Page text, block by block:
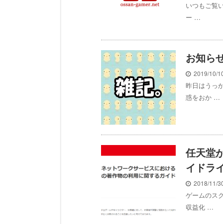
いつもご覧
ー …
お知ら
2019/10/
昨日はうっ
惑をおか …
任天堂
イドラ
2018/11/
ゲームのス
収益化 …